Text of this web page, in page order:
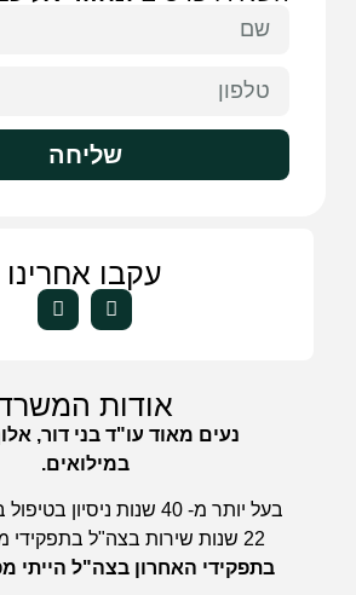
שליחה
אודות
נעים מאוד עו"ד בני דור,
במילואים.
בעל יותר מ- 40 שנות ניסיון
22 שנות שירות בצה"ל בתפקידי משאבי אנוש.
בתפקידי האחרון בצה"ל הייתי
עקבו אחרינו